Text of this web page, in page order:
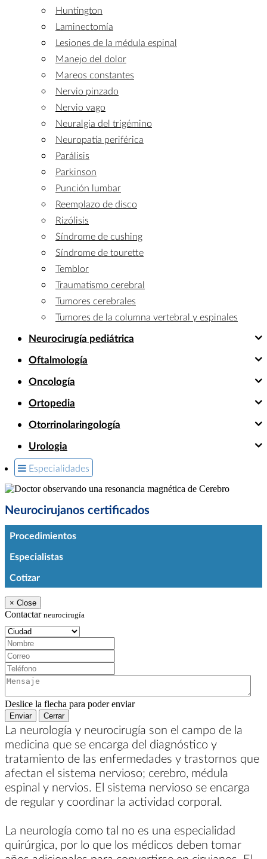
Huntington
Laminectomía
Lesiones de la médula espinal
Manejo del dolor
Mareos constantes
Nervio pinzado
Nervio vago
Neuralgia del trigémino
Neuropatía periférica
Parálisis
Parkinson
Punción lumbar
Reemplazo de disco
Rizólisis
Síndrome de cushing
Síndrome de tourette
Temblor
Traumatismo cerebral
Tumores cerebrales
Tumores de la columna vertebral y espinales
Neurocirugía pediátrica
Oftalmología
Oncología
Ortopedia
Otorrinolaringología
Urologia
Especialidades
Neurocirujanos certificados
Procedimientos
Especialistas
Cotizar
× Close
Contactar neurocirugía
Ciudad:
Nombre:
Correo:
Teléfono:
Mensaje:
Deslice la flecha para poder enviar
Enviar Cerrar
La neurología y neurocirugía son el campo de la
medicina que se encarga del diagnóstico y
tratamiento de las enfermedades y trastornos que
afectan el sistema nervioso; cerebro, médula
espinal y nervios. El sistema nervioso se encarga
de regular y coordinar la actividad corporal.
La neurología como tal no es una especialidad
quirúrgica, por lo que los médicos deben tomar